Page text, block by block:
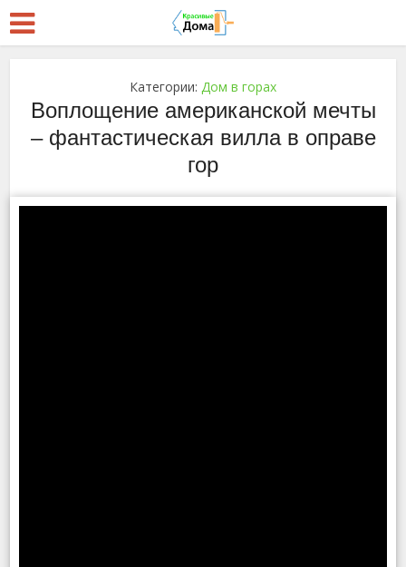
Категории: Дом в горах
Воплощение американской мечты
– фантастическая вилла в оправе
гор